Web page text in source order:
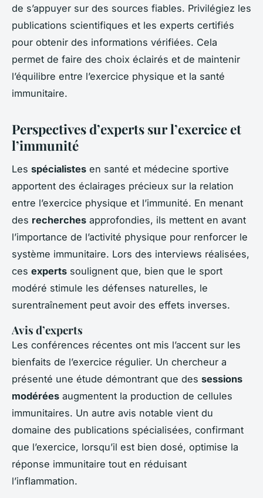
de s’appuyer sur des sources fiables. Privilégiez les
publications scientifiques et les experts certifiés
pour obtenir des informations vérifiées. Cela
permet de faire des choix éclairés et de maintenir
l’équilibre entre l’exercice physique et la santé
immunitaire.
Perspectives d’experts sur l’exercice et
l’immunité
Les spécialistes en santé et médecine sportive
apportent des éclairages précieux sur la relation
entre l’exercice physique et l’immunité. En menant
des recherches approfondies, ils mettent en avant
l’importance de l’activité physique pour renforcer le
système immunitaire. Lors des interviews réalisées,
ces experts soulignent que, bien que le sport
modéré stimule les défenses naturelles, le
surentraînement peut avoir des effets inverses.
Avis d’experts
Les conférences récentes ont mis l’accent sur les
bienfaits de l’exercice régulier. Un chercheur a
présenté une étude démontrant que des sessions
modérées augmentent la production de cellules
immunitaires. Un autre avis notable vient du
domaine des publications spécialisées, confirmant
que l’exercice, lorsqu’il est bien dosé, optimise la
réponse immunitaire tout en réduisant
l’inflammation.